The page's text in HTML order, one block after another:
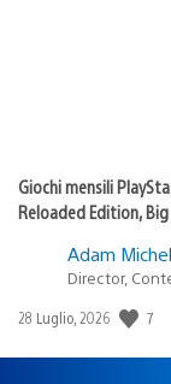
Giochi mensili
Reloaded Edition, Big
Adam Michel
Director,
Data
pubblicazione:
28 Luglio, 2026 7